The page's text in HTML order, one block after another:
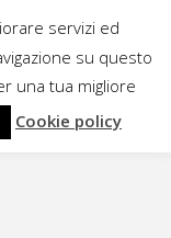
servizi ed
su questo
una tua migliore
Cookie policy